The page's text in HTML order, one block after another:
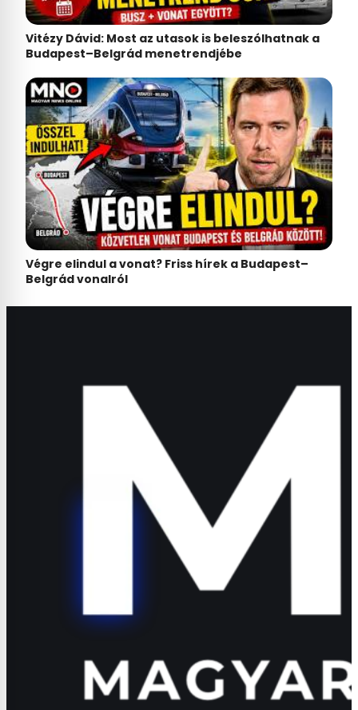
Vitézy Dávid: Most az utasok is beleszólhatnak a
Budapest–Belgrád menetrendjébe
Végre elindul a vonat? Friss hírek a Budapest–
Belgrád vonalról